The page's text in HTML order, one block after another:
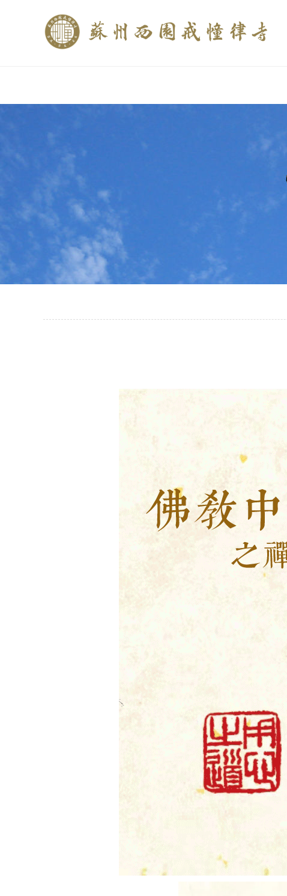
$description = category_description(); } elseif (is_tag()){ $keywords =
trim(strip_tags($description)); ?>